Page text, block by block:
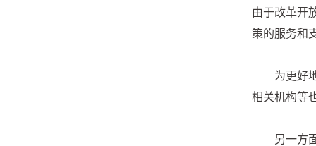
由于改革开
策的服务和
为更好
相关机构等
另一方